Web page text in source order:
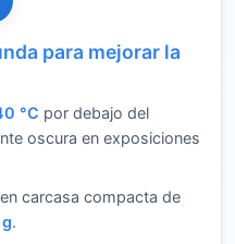
para mejorar la
°C por debajo del
oscura en exposiciones
carcasa compacta de
.